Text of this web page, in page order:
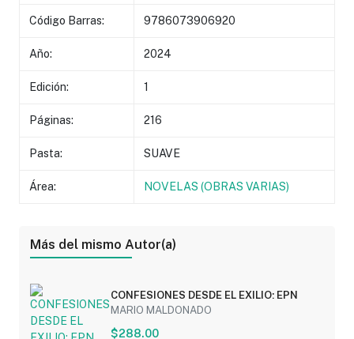
Código Barras: 9786073906920
Año: 2024
Edición: 1
Páginas: 216
Pasta: SUAVE
Área: NOVELAS (OBRAS VARIAS)
Más del mismo Autor(a)
CONFESIONES DESDE EL EXILIO: EPN
MARIO MALDONADO
$288.00